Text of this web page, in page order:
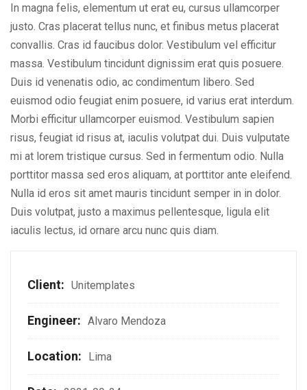
In magna felis, elementum ut erat eu, cursus ullamcorper
justo. Cras placerat tellus nunc, et finibus metus placerat
convallis. Cras id faucibus dolor. Vestibulum vel efficitur
massa. Vestibulum tincidunt dignissim erat quis posuere.
Duis id venenatis odio, ac condimentum libero. Sed
euismod odio feugiat enim posuere, id varius erat interdum.
Morbi efficitur ullamcorper euismod. Vestibulum sapien
risus, feugiat id risus at, iaculis volutpat dui. Duis vulputate
mi at lorem tristique cursus. Sed in fermentum odio. Nulla
porttitor massa sed eros aliquam, at porttitor ante eleifend.
Nulla id eros sit amet mauris tincidunt semper in in dolor.
Duis volutpat, justo a maximus pellentesque, ligula elit
iaculis lectus, id ornare arcu nunc quis diam.
Client: Unitemplates
Engineer: Alvaro Mendoza
Location: Lima